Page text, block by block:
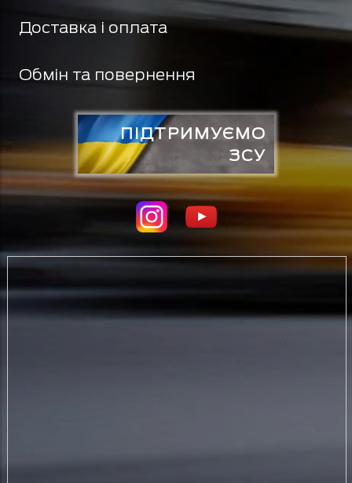
Доставка і оплата
Обмін та повернення
ПІДТРИМУЄМО
ЗСУ